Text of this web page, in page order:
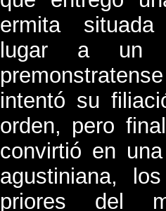
ermita
lugar a un
intentó su
orden, pero
convirtió en
agustiniana,
priores del